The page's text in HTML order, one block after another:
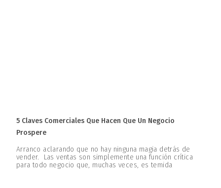
5 Claves Comerciales Que Hacen Que Un Negocio
Prospere
Arranco aclarando que no hay ninguna magia detrás de
vender. Las ventas son simplemente una función crítica
para todo negocio que, muchas veces, es temida